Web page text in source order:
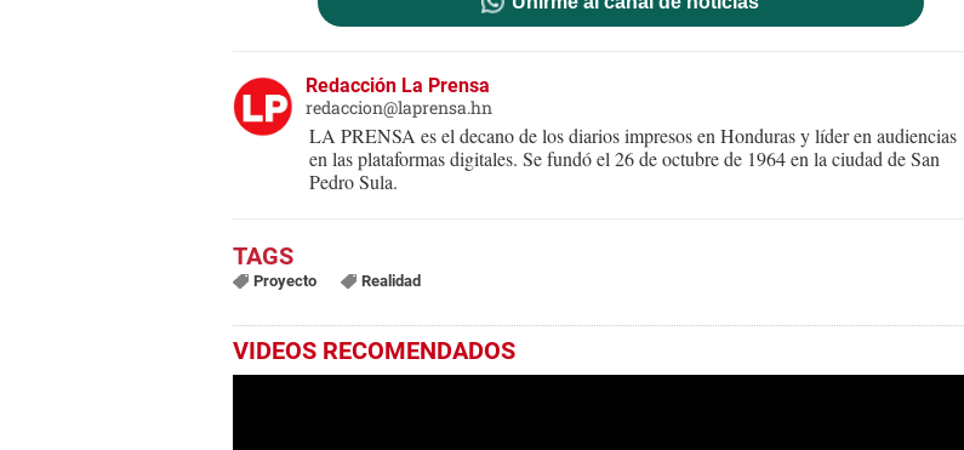
Redacción La Prensa
redaccion@laprensa.hn
LA PRENSA es el decano de los diarios impresos en Honduras y líder en audiencias
en las plataformas digitales. Se fundó el 26 de octubre de 1964 en la ciudad de San
Pedro Sula.
Proyecto Realidad
VIDEOS RECOMENDADOS